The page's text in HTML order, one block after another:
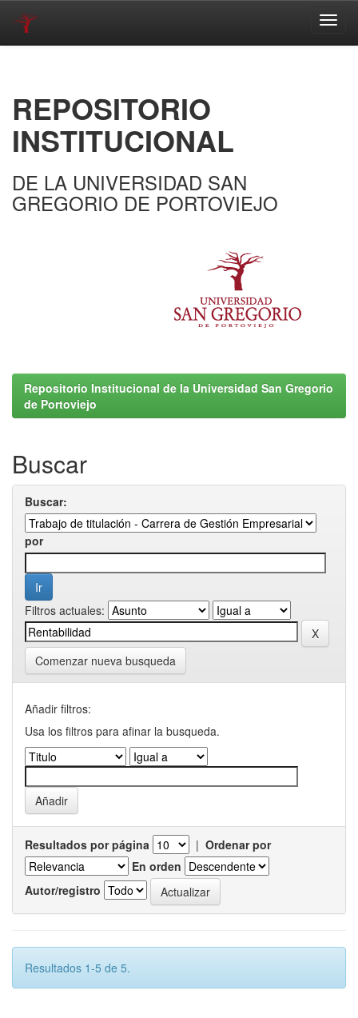
REPOSITORIO
INSTITUCIONAL
DE LA UNIVERSIDAD SAN
GREGORIO DE PORTOVIEJO
Repositorio Institucional de la Universidad San Gregorio
de Portoviejo
Buscar
Buscar:
por
Filtros actuales:
Comenzar nueva busqueda
Añadir filtros:
Usa los filtros para afinar la busqueda.
Resultados por página | Ordenar por
En orden
Autor/registro
Resultados 1-5 de 5.